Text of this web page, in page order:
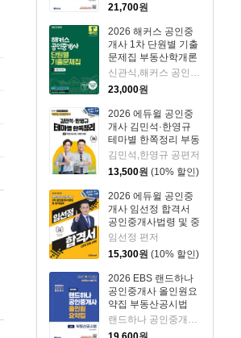
21,700원
2026 해커스 공인중
개사 1차 단원별 기출
문제집 부동산학개론
23,000원
2026 에듀윌 공인중
개사 김민석·한영규
테마별 한쪽정리 부동
산공시법·부동산세법
김민석,한영규 공편저
13,500원 (10% 할인)
2026 에듀윌 공인중
개사 임선정 합격서
공인중개사법령 및 중
개실무
임선정 편저
15,300원 (10% 할인)
2026 EBS 랜드하나
공인중개사 올인원요
약집 부동산공시법